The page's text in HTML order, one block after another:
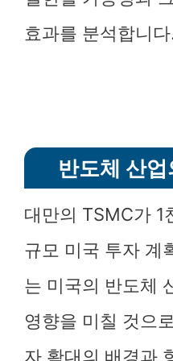
효과를 분석합니
반도체 산
대만의 TSMC가 1
규모 미국 투자 계
는 미국의 반도체
영향을 미칠 것으
자 확대의 배경과